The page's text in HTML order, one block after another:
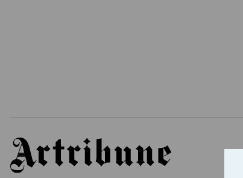
Artribune